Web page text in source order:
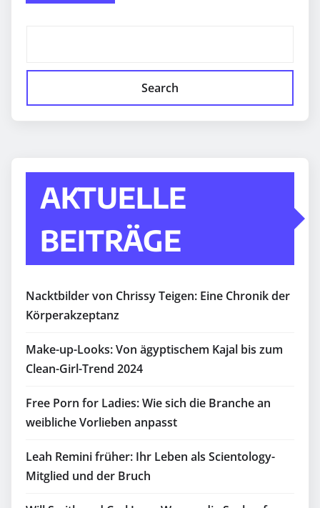
Search
AKTUELLE
BEITRÄGE
Nacktbilder von Chrissy Teigen: Eine Chronik der
Körperakzeptanz
Make-up-Looks: Von ägyptischem Kajal bis zum
Clean-Girl-Trend 2024
Free Porn for Ladies: Wie sich die Branche an
weibliche Vorlieben anpasst
Leah Remini früher: Ihr Leben als Scientology-
Mitglied und der Bruch